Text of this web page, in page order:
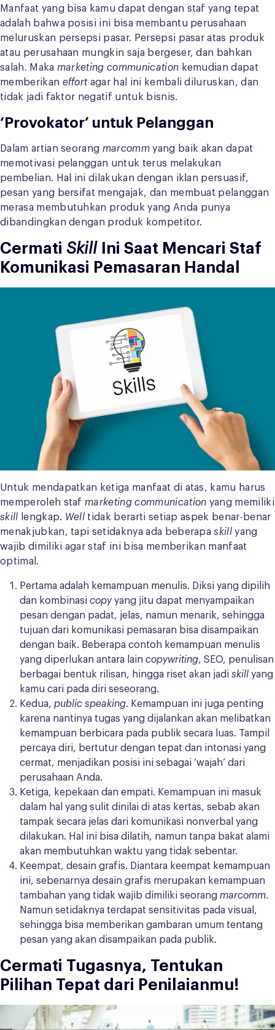
Manfaat yang bisa kamu dapat dengan staf yang tepat
adalah bahwa posisi ini bisa membantu perusahaan
meluruskan persepsi pasar. Persepsi pasar atas produk
atau perusahaan mungkin saja bergeser, dan bahkan
salah. Maka marketing communication kemudian dapat
memberikan effortagar hal ini kembali diluruskan, dan
tidak jadi faktor negatif untuk bisnis.
‘Provokator’ untuk Pelanggan
Dalam artian seorang marcommyang baik akan dapat
memotivasi pelanggan untuk terus melakukan
pembelian. Hal ini dilakukan dengan iklan persuasif,
pesan yang bersifat mengajak, dan membuat pelanggan
merasa membutuhkan produk yang Anda punya
dibandingkan dengan produk kompetitor.
Cermati Skill
Ini Saat Mencari Staf
Komunikasi Pemasaran Handal
Untuk mendapatkan ketiga manfaat di atas, kamu harus
memperoleh stafmarketing communication yang memiliki
skill lengkap. Well tidak berarti setiap aspek benar-benar
menakjubkan, tapi setidaknya ada beberapaskill yang
wajib dimiliki agar staf ini bisa memberikan manfaat
optimal.
Pertama adalah kemampuan menulis. Diksi yang dipilih
dan kombinasi copyyang jitu dapat menyampaikan
pesan dengan padat, jelas, namun menarik, sehingga
tujuan dari komunikasi pemasaran bisa disampaikan
dengan baik. Beberapa contoh kemampuan menulis
yang diperlukan antara lain copywriting, SEO, penulisan
berbagai bentuk rilisan, hingga riset akan jadi skill yang
kamu cari pada diri seseorang.
Kedua, public speaking. Kemampuan ini juga penting
karena nantinya tugas yang dijalankan akan melibatkan
kemampuan berbicara pada publik secara luas. Tampil
percaya diri, bertutur dengan tepat dan intonasi yang
cermat, menjadikan posisi ini sebagai ‘wajah’ dari
perusahaan Anda.
Ketiga, kepekaan dan empati. Kemampuan ini masuk
dalam hal yang sulit dinilai di atas kertas, sebab akan
tampak secara jelas dari komunikasi nonverbal yang
dilakukan. Hal ini bisa dilatih, namun tanpa bakat alami
akan membutuhkan waktu yang tidak sebentar.
Keempat, desain grafis. Diantara keempat kemampuan
ini, sebenarnya desain grafis merupakan kemampuan
tambahan yang tidak wajib dimiliki seorang marcomm.
Namun setidaknya terdapat sensitivitas pada visual,
sehingga bisa memberikan gambaran umum tentang
pesan yang akan disampaikan pada publik.
Cermati Tugasnya, Tentukan
Pilihan Tepat dari Penilaianmu!